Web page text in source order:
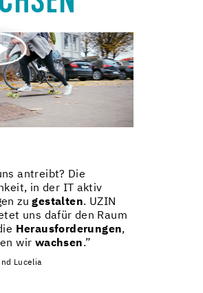
antreibt? Die
in der IT aktiv
zugestalten. UZIN
uns dafür den Raum
Herausforderungen,
wir wachsen.”
Lucelia